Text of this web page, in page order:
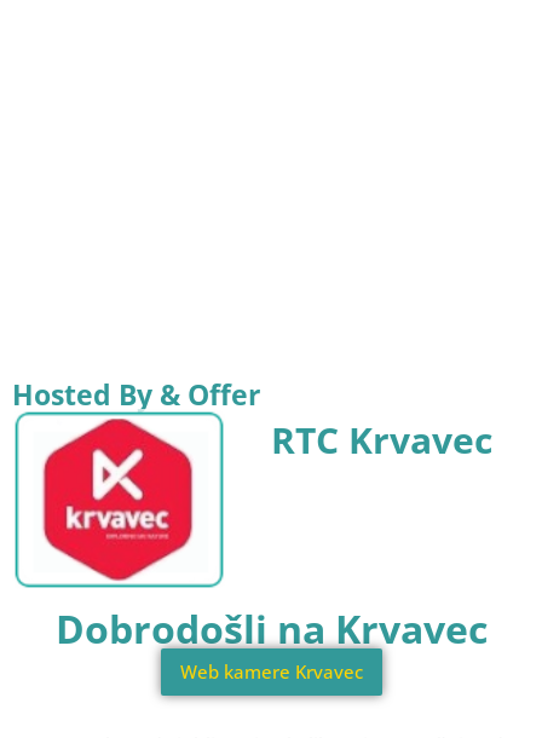
Hosted By & Offer
RTC Krvavec
Dobrodošli na Krvavec
Web kamere Krvavec